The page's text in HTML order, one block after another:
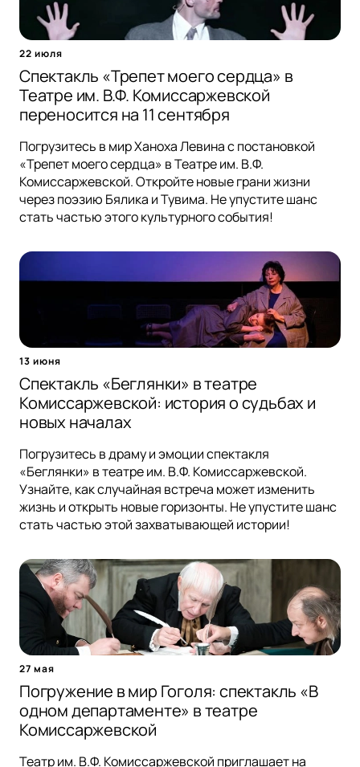
22 июля
Спектакль «Трепет моего сердца» в
Театре им. В.Ф. Комиссаржевской
переносится на 11 сентября
Погрузитесь в мир Ханоха Левина с постановкой
«Трепет моего сердца» в Театре им. В.Ф.
Комиссаржевской. Откройте новые грани жизни
через поэзию Бялика и Тувима. Не упустите шанс
стать частью этого культурного события!
13 июня
Спектакль «Беглянки» в театре
Комиссаржевской: история о судьбах и
новых началах
Погрузитесь в драму и эмоции спектакля
«Беглянки» в театре им. В.Ф. Комиссаржевской.
Узнайте, как случайная встреча может изменить
жизнь и открыть новые горизонты. Не упустите шанс
стать частью этой захватывающей истории!
27 мая
Погружение в мир Гоголя: спектакль «В
одном департаменте» в театре
Комиссаржевской
Театр им. В.Ф. Комиссаржевской приглашает на